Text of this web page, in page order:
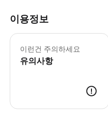
이용정보
이런건 주의하세요
유의사항